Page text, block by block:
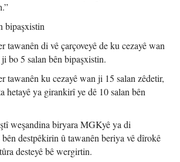
bipaşxistin
tawanên di vê çarçoveyê de ku cezayê wan
bo 5 salan bên bipaşxistin.
tawanên ku cezayê wan ji 15 salan zêdetir,
hetayê ya girankirî ye dê 10 salan bên
weşandina biryara MGKyê ya di
destpêkirin û tawanên beriya vê dîrokê
desteyê bê wergirtin.